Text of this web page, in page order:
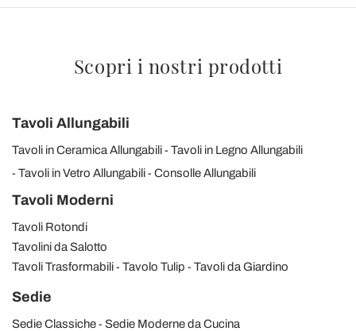
Scopri i nostri prodotti
Tavoli Allungabili
Tavoli in Ceramica Allungabili
Tavoli in Legno Allungabili
Tavoli in Vetro Allungabili
Consolle Allungabili
Tavoli Moderni
Tavoli Rotondi
Tavolini da Salotto
Tavoli Trasformabili
Tavolo Tulip Tavoli da Giardino
Sedie
Sedie Classiche
Sedie Moderne da Cucina